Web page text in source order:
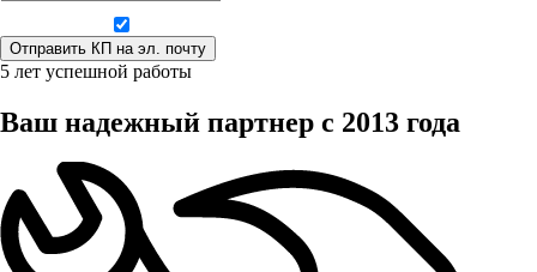
5 лет успешной работы
Ваш надежный партнер с 2013 года